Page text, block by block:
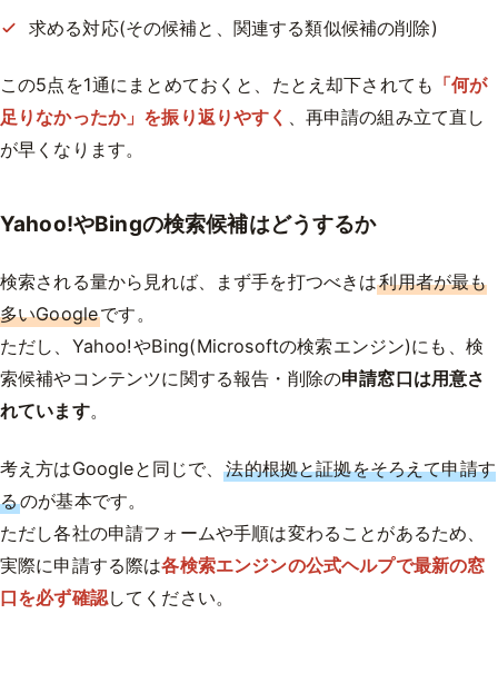
求める対応(その候補と、関連する類似候補の削除)
この5点を1通にまとめておくと、たとえ却下されても 「何が
足りなかったか」を振り返りやすく 、再申請の組み立て直し
が早くなります。
Yahoo!やBingの検索候補はどうするか
検索される量から見れば、まず手を打つべきは利用者が最も
多いGoogleです。
ただし、Yahoo!やBing(Microsoftの検索エンジン)にも、検
索候補やコンテンツに関する報告・削除の申請窓口は用意さ
れています。
考え方はGoogleと同じで、法的根拠と証拠をそろえて申請す
るのが基本です。
ただし各社の申請フォームや手順は変わることがあるため、
実際に申請する際は各検索エンジンの公式ヘルプで最新の窓
口を必ず確認してください。